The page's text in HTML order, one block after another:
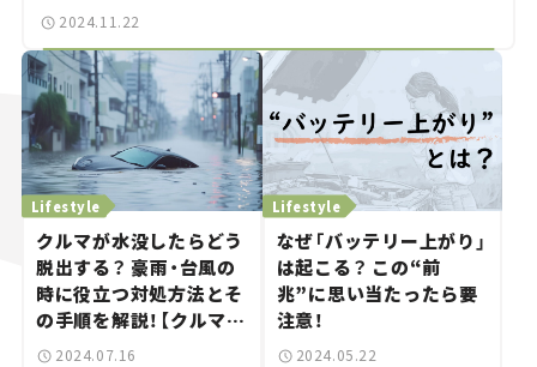
2024.11.22
Lifestyle
クルマが水没したらどう
脱出する？ 豪雨・台風の
時に役立つ対処方法とそ
の手順を解説！【クルマと
防災】
2024.07.16
Lifestyle
なぜ「バッテリー上がり」
は起こる？ この“前
兆”に思い当たったら要
注意！
2024.05.22